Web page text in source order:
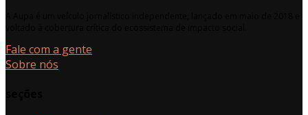
Fale com a gente
Sobre nós